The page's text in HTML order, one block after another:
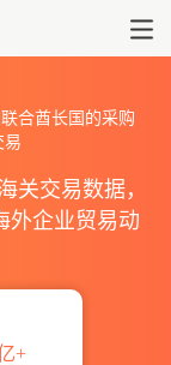
合酋长国的采购
关交易数据，
外企业贸易动
+